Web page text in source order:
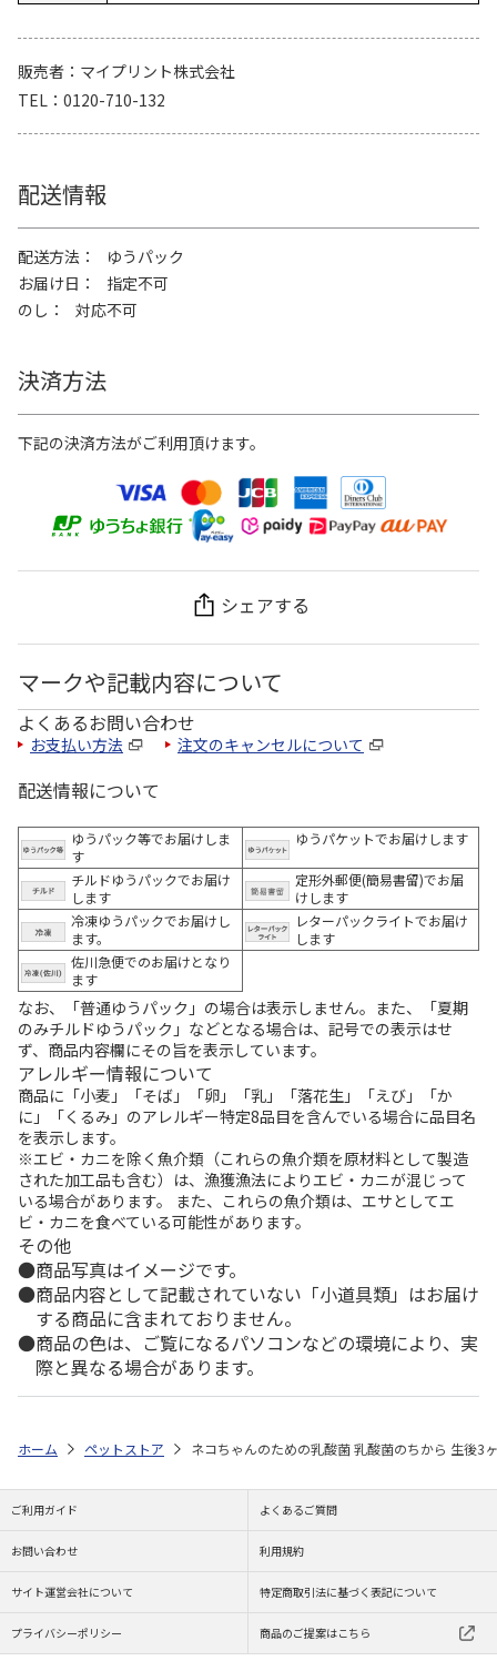
販売者
マイプリント株式会社
TEL
0120-710-132
配送情報
配送方法
ゆうパック
お届け日
指定不可
のし
対応不可
決済方法
下記の決済方法がご利用頂けます。
シェアする
マークや記載内容について
よくあるお問い合わせ
お支払い方法 注文のキャンセルについて
配送情報について
ゆうパック等でお届けしま
す
ゆうパケットでお届けします
チルドゆうパックでお届け
します
定形外郵便(簡易書留)でお届
けします
冷凍ゆうパックでお届けし
ます。
レターパックライトでお届け
します
佐川急便でのお届けとなり
ます
なお、「普通ゆうパック」の場合は表示しません。また、「夏期
のみチルドゆうパック」などとなる場合は、記号での表示はせ
ず、商品内容欄にその旨を表示しています。
アレルギー情報について
商品に「小麦」「そば」「卵」「乳」「落花生」「えび」「か
に」「くるみ」のアレルギー特定8品目を含んでいる場合に品目名
を表示します。
※エビ・カニを除く魚介類（これらの魚介類を原材料として製造
された加工品も含む）は、漁獲漁法によりエビ・カニが混じって
いる場合があります。 また、これらの魚介類は、エサとしてエ
ビ・カニを食べている可能性があります。
その他
商品写真はイメージです。
商品内容として記載されていない「小道具類」はお届け
する商品に含まれておりません。
商品の色は、ご覧になるパソコンなどの環境により、実
際と異なる場合があります。
ホーム ペットストア ネコちゃんのための乳酸菌 乳酸菌のちから 生後
ご利用ガイド よくあるご質問
お問い合わせ 利用規約
サイト運営会社について 特定商取引法に基づく表記について
プライバシーポリシー 商品のご提案はこちら